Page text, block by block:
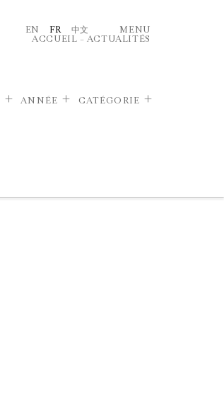
EN FR 中文
MENU
ACCUEIL – ACTUALITÉS
ANNÉE CATÉGORIE